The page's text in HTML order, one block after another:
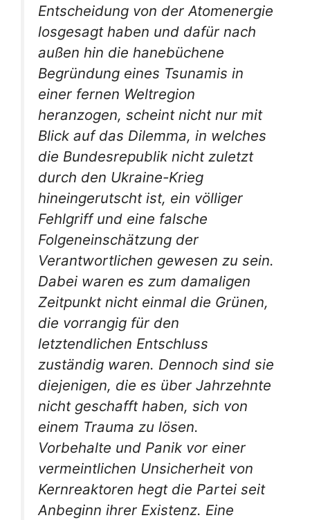
Entscheidung von der Atomenergie
losgesagt haben und dafür nach
außen hin die hanebüchene
Begründung eines Tsunamis in
einer fernen Weltregion
heranzogen, scheint nicht nur mit
Blick auf das Dilemma, in welches
die Bundesrepublik nicht zuletzt
durch den Ukraine-Krieg
hineingerutscht ist, ein völliger
Fehlgriff und eine falsche
Folgeneinschätzung der
Verantwortlichen gewesen zu sein.
Dabei waren es zum damaligen
Zeitpunkt nicht einmal die Grünen,
die vorrangig für den
letztendlichen Entschluss
zuständig waren. Dennoch sind sie
diejenigen, die es über Jahrzehnte
nicht geschafft haben, sich von
einem Trauma zu lösen.
Vorbehalte und Panik vor einer
vermeintlichen Unsicherheit von
Kernreaktoren hegt die Partei seit
Anbeginn ihrer Existenz. Eine